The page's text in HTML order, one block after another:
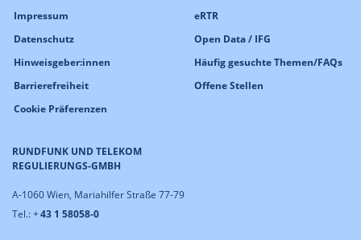
RUNDFUNK UND TELEKOM
REGULIERUNGS-GMBH
A-1060 Wien, Mariahilfer Straße 77-79
Tel.: +43 1 58058-0
Impressum
Datenschutz
Hinweisgeber:innen
Barrierefreiheit
Cookie Präferenzen
eRTR
Open Data / IFG
Häufig gesuchte Themen/FAQs
Offene Stellen